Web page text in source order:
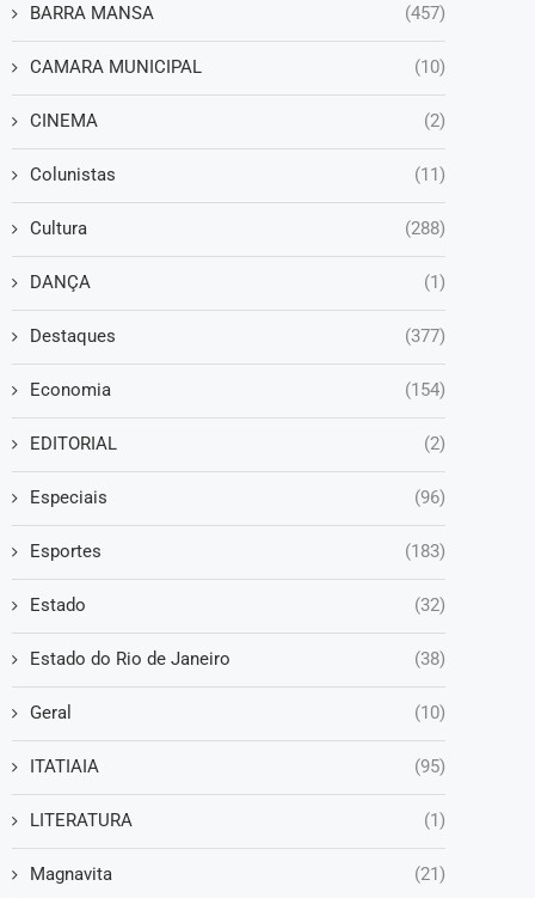
BARRA MANSA (457)
CAMARA MUNICIPAL (10)
CINEMA (2)
Colunistas (11)
Cultura (288)
DANÇA (1)
Destaques (377)
Economia (154)
EDITORIAL (2)
Especiais (96)
Esportes (183)
Estado (32)
Estado do Rio de Janeiro (38)
Geral (10)
ITATIAIA (95)
LITERATURA (1)
Magnavita (21)